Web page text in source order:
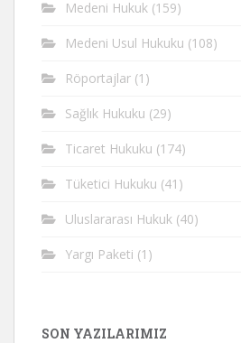
Medeni Hukuk (159)
Medeni Usul Hukuku (108)
Röportajlar (1)
Sağlık Hukuku (29)
Ticaret Hukuku (174)
Tüketici Hukuku (41)
Uluslararası Hukuk (40)
Yargı Paketi (1)
SON YAZILARIMIZ